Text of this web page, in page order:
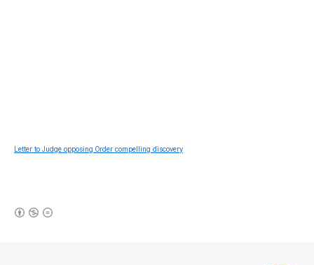
Letter to Judge opposing Order compelling discovery